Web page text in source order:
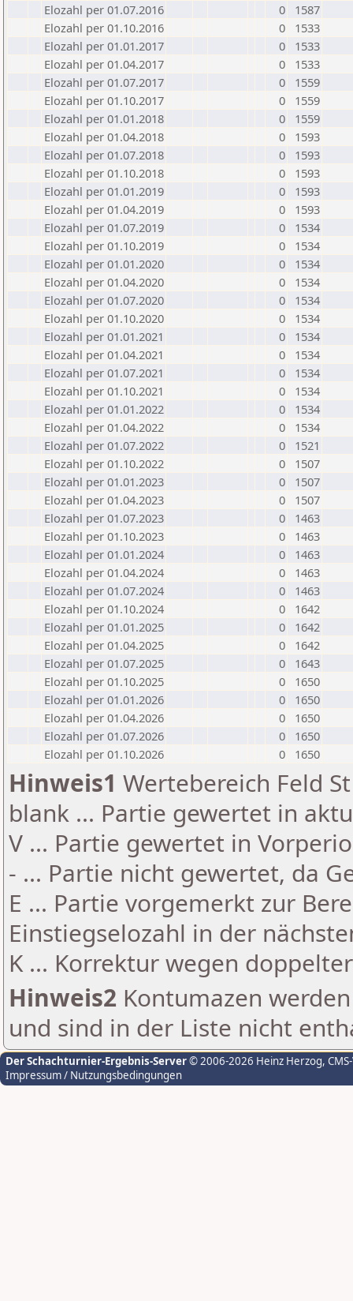
Elozahl per 01.07.2016
0
1587
Elozahl per 01.10.2016
0
1533
Elozahl per 01.01.2017
0
1533
Elozahl per 01.04.2017
0
1533
Elozahl per 01.07.2017
0
1559
Elozahl per 01.10.2017
0
1559
Elozahl per 01.01.2018
0
1559
Elozahl per 01.04.2018
0
1593
Elozahl per 01.07.2018
0
1593
Elozahl per 01.10.2018
0
1593
Elozahl per 01.01.2019
0
1593
Elozahl per 01.04.2019
0
1593
Elozahl per 01.07.2019
0
1534
Elozahl per 01.10.2019
0
1534
Elozahl per 01.01.2020
0
1534
Elozahl per 01.04.2020
0
1534
Elozahl per 01.07.2020
0
1534
Elozahl per 01.10.2020
0
1534
Elozahl per 01.01.2021
0
1534
Elozahl per 01.04.2021
0
1534
Elozahl per 01.07.2021
0
1534
Elozahl per 01.10.2021
0
1534
Elozahl per 01.01.2022
0
1534
Elozahl per 01.04.2022
0
1534
Elozahl per 01.07.2022
0
1521
Elozahl per 01.10.2022
0
1507
Elozahl per 01.01.2023
0
1507
Elozahl per 01.04.2023
0
1507
Elozahl per 01.07.2023
0
1463
Elozahl per 01.10.2023
0
1463
Elozahl per 01.01.2024
0
1463
Elozahl per 01.04.2024
0
1463
Elozahl per 01.07.2024
0
1463
Elozahl per 01.10.2024
0
1642
Elozahl per 01.01.2025
0
1642
Elozahl per 01.04.2025
0
1642
Elozahl per 01.07.2025
0
1643
Elozahl per 01.10.2025
0
1650
Elozahl per 01.01.2026
0
1650
Elozahl per 01.04.2026
0
1650
Elozahl per 01.07.2026
0
1650
Elozahl per 01.10.2026
0 1650
Hinweis1 Wertebereich Feld
blank ... Partie gewertet in
V ... Partie gewertet in
- ... Partie nicht gewertet, da
E ... Partie vorgemerkt zur
Einstiegselozahl in der
K ... Korrektur wegen
Hinweis2 Kontumazen
und sind in der Liste nicht
Der Schachturnier-Ergebnis-Server© 2006-2026 Heinz Herzog,
Impressum / Nutzungsbedingungen